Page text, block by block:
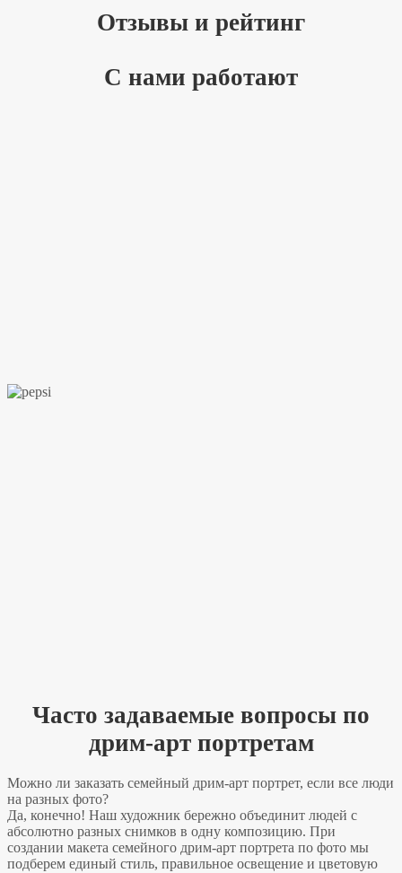
Отзывы и рейтинг
С нами работают
Часто задаваемые вопросы по
дрим-арт портретам
Можно ли заказать семейный дрим-арт портрет, если все люди
на разных фото?
Да, конечно! Наш художник бережно объединит людей с
абсолютно разных снимков в одну композицию. При
создании макета семейного дрим-арт портрета по фото мы
подберем единый стиль, правильное освещение и цветовую